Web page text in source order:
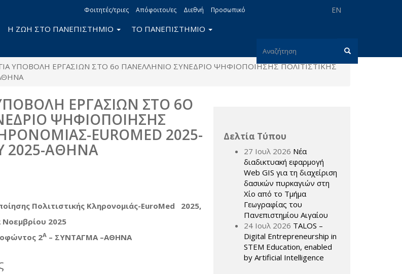
EN
Φοιτητές/τριες Απόφοιτοι/ες Διεθνή Προσωπικό
Φόρμα
αναζήτησης
Αναζήτηση
Η ΖΩΗ ΣΤΟ ΠΑΝΕΠΙΣΤΗΜΙΟ ΤΟ ΠΑΝΕΠΙΣΤΗΜΙΟ
ΥΠΟΒΟΛΗ ΕΡΓΑΣΙΩΝ ΣΤΟ 6ο ΠΑΝΕΛΛΗΝΙΟ ΣΥΝΕΔΡΙΟ ΨΗΦΙΟΠΟΙΗΣΗΣ ΠΟΛΙΤΙΣΤΙΚΗΣ
ΕΡΓΑΣΙΩΝ ΣΤΟ 6Ο
ΨΗΦΙΟΠΟΙΗΣΗΣ
EUROMED 2025-
2025-ΑΘΗΝΑ
Πολιτιστικής Κληρονομιάς-EuroMed
2025,
2025
2Α – ΣΥΝΤΑΓΜΑ –ΑΘΗΝΑ
Δελτία Τύπου
27 Ιουλ 2026 Νέα
διαδικτυακή εφαρμογή
Web GIS για τη διαχείριση
δασικών πυρκαγιών στη
Χίο από το Τμήμα
Γεωγραφίας του
Πανεπιστημίου Αιγαίου
24 Ιουλ 2026 TALOS –
Digital Entrepreneurship in
STEM Education, enabled
by Artificial Intelligence